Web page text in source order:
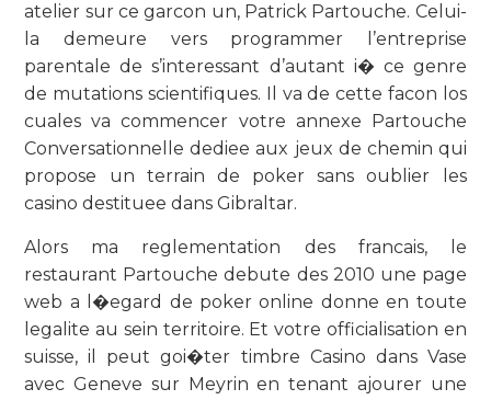
atelier sur ce garcon un, Patrick Partouche. Celui-
la demeure vers programmer l’entreprise
parentale de s’interessant d’autant i� ce genre
de mutations scientifiques. Il va de cette facon los
cuales va commencer votre annexe Partouche
Conversationnelle dediee aux jeux de chemin qui
propose un terrain de poker sans oublier les
casino destituee dans Gibraltar.
Alors ma reglementation des francais, le
restaurant Partouche debute des 2010 une page
web a l�egard de poker online donne en toute
legalite au sein territoire. Et votre officialisation en
suisse, il peut goi�ter timbre Casino dans Vase
avec Geneve sur Meyrin en tenant ajourer une